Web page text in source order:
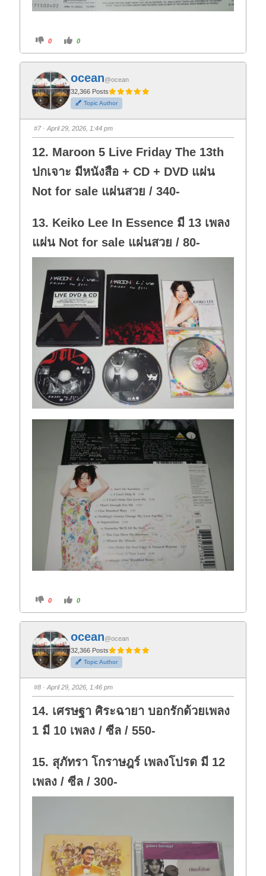
C
i
k
f
o
r
t
h
u
m
d
o
n
.
0
C
i
k
o
r
t
h
u
m
u
p
0
ocean@ocean
32,366 Posts
Topic Author
#7· April 29, 2026, 1:44 pm
12. Maroon 5 Live Friday The 13th
ปกเจาะ มีหนังสือ + CD + DVD แผ่น
Not for sale แผ่นสวย / 340-
13. Keiko Lee In Essence มี 13 เพลง
แผ่น Not for sale แผ่นสวย / 80-
C
i
k
f
o
r
t
h
u
m
b
d
o
n
.
0
C
i
k
o
t
h
u
m
b
u
p
0
ocean@ocean
32,366 Posts
Topic Author
#8 · April 29, 2026, 1:46 pm
14. เศรษฐา ศิระฉายา บอกรักด้วยเพลง
1 มี 10 เพลง / ซีล / 550-
15. สุภัทรา โกราษฎร์ เพลงโปรด มี 12
เพลง / ซีล / 300-